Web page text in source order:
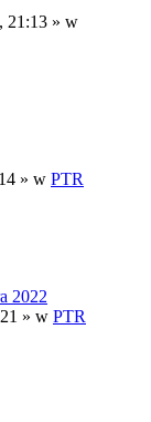
21:13 » w
» w PTR
2022
» w PTR